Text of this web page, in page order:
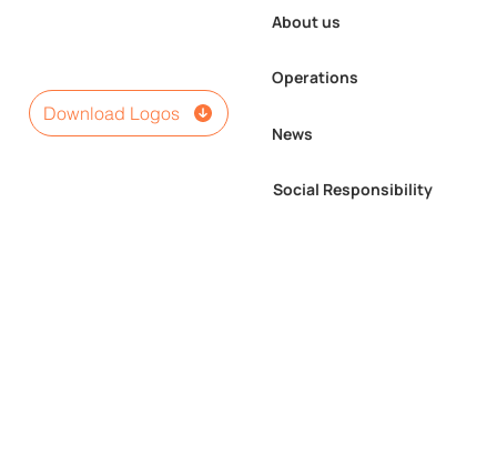
Download Logos
About us
Operations
News
Social Responsibility